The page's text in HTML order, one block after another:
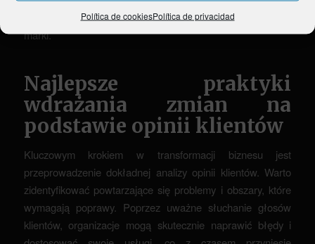
Política de cookiesPolítica de privacidad
wyeliminować niedociągnięcia i zbudować zaufanie do
marki.
Najlepsze praktyki
wdrażania zmian na
podstawie opinii klientów
Kluczowym krokiem w transformacji biznesu jest
przeprowadzenie dokładnej analizy opinii klientów. Warto
zidentyfikować powtarzające się problemy i obszary, które
wymagają poprawy. Poprzez uważne słuchanie głosów
klientów, organizacje mogą skutecznie naprawić błędy i